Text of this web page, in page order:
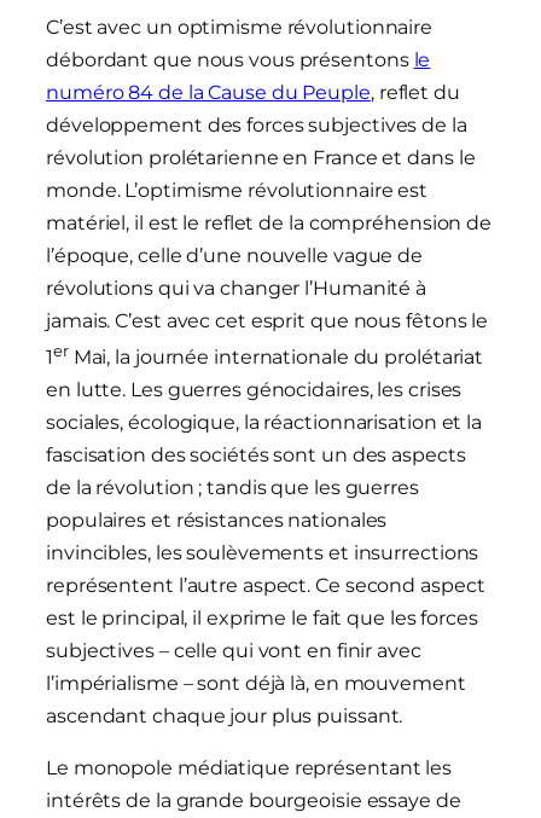
C’est avec un optimisme révolutionnaire
débordant que nous vous présentons le
numéro 84 de la Cause du Peuple, reflet du
développement des forces subjectives de la
révolution prolétarienne en France et dans le
monde. L’optimisme révolutionnaire est
matériel, il est le reflet de la compréhension de
l’époque, celle d’une nouvelle vague de
révolutions qui va changer l’Humanité à
jamais. C’est avec cet esprit que nous fêtons le
1er Mai, la journée internationale du prolétariat
en lutte. Les guerres génocidaires, les crises
sociales, écologique, la réactionnarisation et la
fascisation des sociétés sont un des aspects
de la révolution ; tandis que les guerres
populaires et résistances nationales
invincibles, les soulèvements et insurrections
représentent l’autre aspect. Ce second aspect
est le principal, il exprime le fait que les forces
subjectives – celle qui vont en finir avec
l’impérialisme – sont déjà là, en mouvement
ascendant chaque jour plus puissant.
Le monopole médiatique représentant les
intérêts de la grande bourgeoisie essaye de